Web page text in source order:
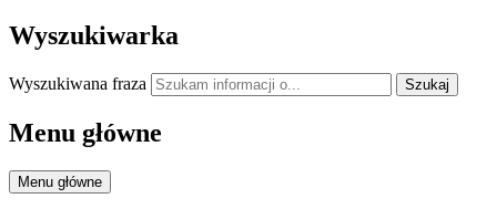
Wyszukiwarka
Wyszukiwana fraza Szukaj
Menu główne
Menu główne